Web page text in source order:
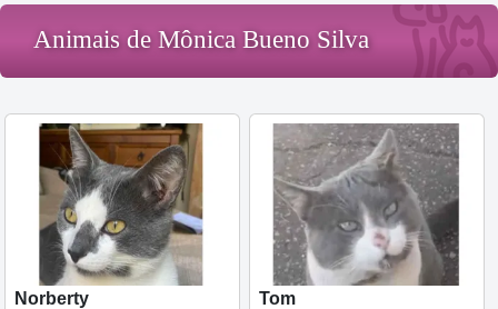
Animais de Mônica Bueno Silva
Norberty
Tom